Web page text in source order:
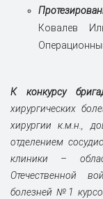
Ковалев
К конкурсу
хирургических
хирургии к.м.н.,
отделением
клиники –
Отечественной
болезней №1